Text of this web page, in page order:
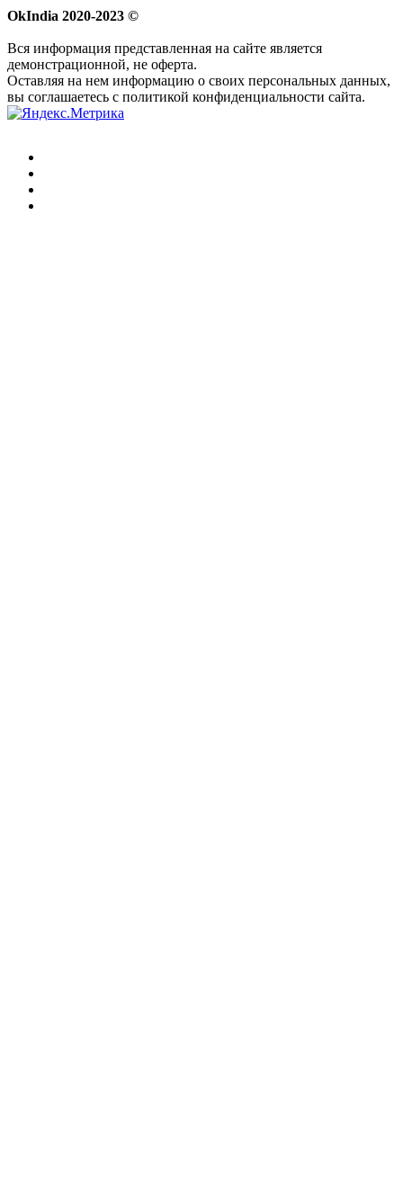
OkIndia 2020-2023 ©
Вся информация представленная на сайте является
демонстрационной, не оферта.
Оставляя на нем информацию о своих персональных данных,
вы соглашаетесь с политикой конфиденциальности сайта.